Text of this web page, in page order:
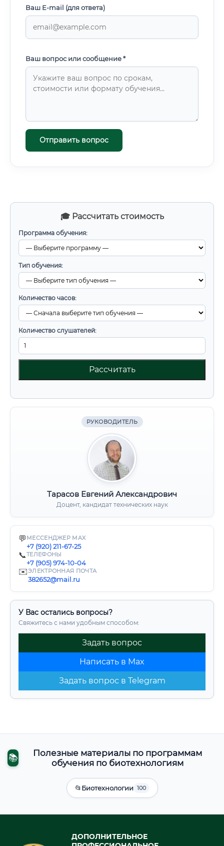
🎓 Рассчитать стоимость
Программа обучения:
Тип обучения:
Количество часов:
Количество слушателей:
Рассчитать
РУКОВОДИТЕЛЬ
Тарасов Евгений Александрович
Доцент, кандидат технических наук
💬 МЕССЕНДЖЕР MAX
+7 (920) 211-67-25
📞ТЕЛЕФОНЫ
+7 (905) 974-10-04
✉️ЭЛЕКТРОННАЯ ПОЧТА
382652@mail.ru
У Вас остались вопросы?
Свяжитесь с нами удобным способом:
Задать вопрос
Написать в Max
Задать вопрос в Telegram
Ваш E-mail (для ответа)
Ваш вопрос или сообщение *
Отправить вопрос
📚
Полезные материалы по программам
обучения по биотехнологиям
📂Биотехнологии 100
ДОПОЛНИТЕЛЬНОЕ